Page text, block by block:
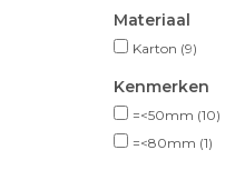
Materiaal
Karton (9)
Kenmerken
=<50mm (10)
=<80mm (1)